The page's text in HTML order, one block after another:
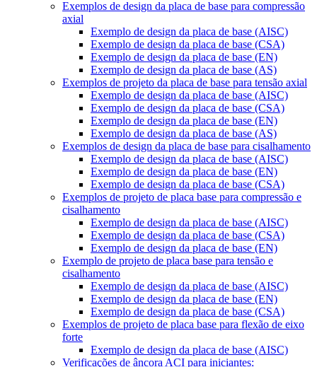
Exemplos de design da placa de base para compressão
axial
Exemplo de design da placa de base (AISC)
Exemplo de design da placa de base (CSA)
Exemplo de design da placa de base (EN)
Exemplo de design da placa de base (AS)
Exemplos de projeto da placa de base para tensão axial
Exemplo de design da placa de base (AISC)
Exemplo de design da placa de base (CSA)
Exemplo de design da placa de base (EN)
Exemplo de design da placa de base (AS)
Exemplos de design da placa de base para cisalhamento
Exemplo de design da placa de base (AISC)
Exemplo de design da placa de base (EN)
Exemplo de design da placa de base (CSA)
Exemplos de projeto de placa base para compressão e
cisalhamento
Exemplo de design da placa de base (AISC)
Exemplo de design da placa de base (CSA)
Exemplo de design da placa de base (EN)
Exemplo de projeto de placa base para tensão e
cisalhamento
Exemplo de design da placa de base (AISC)
Exemplo de design da placa de base (EN)
Exemplo de design da placa de base (CSA)
Exemplos de projeto de placa base para flexão de eixo
forte
Exemplo de design da placa de base (AISC)
Verificações de âncora ACI para iniciantes: